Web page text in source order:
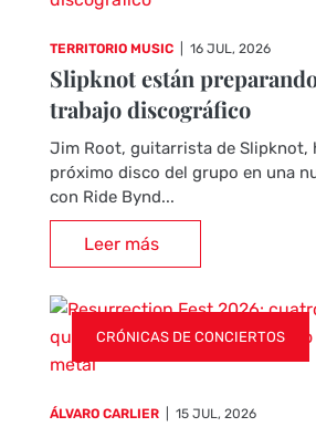
TERRITORIO MUSIC 16 JUL, 2026
Slipknot están
trabajo discográfico
Jim Root, guitarrista de Slipknot,
próximo disco del grupo en una
con Ride Bynd...
Leer más
CRÓNICAS DE CONCIERTOS
ÁLVARO CARLIER 15 JUL, 2026